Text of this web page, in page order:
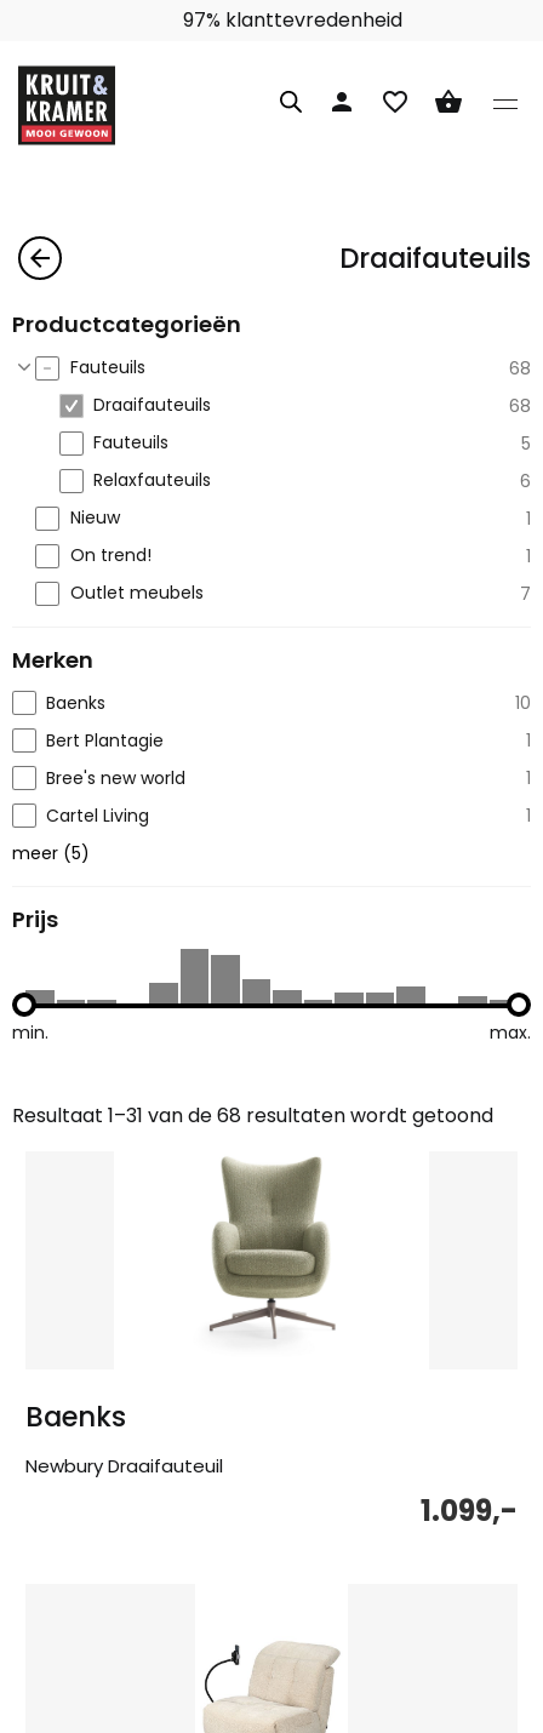
Interieuradvies aan huis
person favorite_border shopping_basket
arrow_back Draaifauteuils
Productcategorieën
Fauteuils
68
Draaifauteuils
68
Fauteuils
5
Relaxfauteuils
6
Nieuw
1
On trend!
1
Outlet meubels
7
Merken
Baenks
10
Bert Plantagie
1
Bree's new world
1
Cartel Living
1
meer (5)
Prijs
min. max.
Resultaat 1–31 van de 68 resultaten wordt getoond
Gesorteerd
Baenks
Newbury Draaifauteuil
1.099,-